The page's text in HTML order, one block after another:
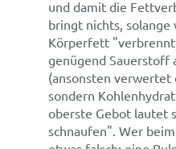
und damit die
bringt nichts, solange
Körperfett
genügend Sauerstoff
(ansonsten verwertet
sondern
oberste Gebot lautet
schnaufen". Wer